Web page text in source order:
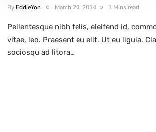
By EddieYon March 20, 2014 1 Mins read
Pellentesque nibh felis, eleifend id,
vitae, leo. Praesent eu elit. Ut eu ligula.
sociosqu ad litora…